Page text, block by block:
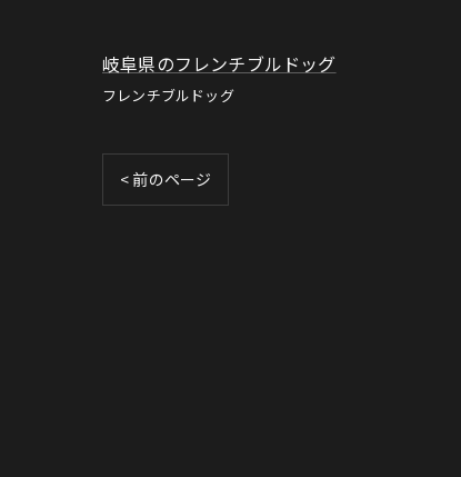
岐阜県のフレンチブルドッグ
フレンチブルドッグ
< 前のページ